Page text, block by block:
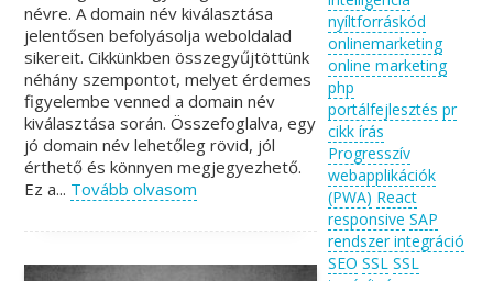
névre. A domain név kiválasztása
jelentősen befolyásolja weboldalad
sikereit. Cikkünkben összegyűjtöttünk
néhány szempontot, melyet érdemes
figyelembe venned a domain név
kiválasztása során. Összefoglalva, egy
jó domain név lehetőleg rövid, jól
érthető és könnyen megjegyezhető.
Ez a... Tovább olvasom
nyíltforráskód
onlinemarketing
online marketing
php
portálfejlesztés pr
cikk írás
Progresszív
webapplikációk
(PWA) React
responsive SAP
rendszer integráció
SEO SSL SSL